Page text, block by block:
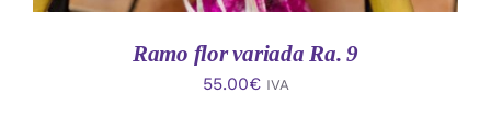
Ramo flor variada Ra. 9
55.00€ IVA